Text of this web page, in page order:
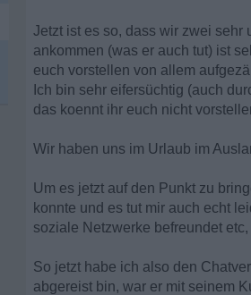
Jetzt ist es so, dass wir zwei sehr
ankommen (was er auch tut) ist
euch vorstellen von allem
Ich bin sehr eifersüchtig (auch
das koennt ihr euch nicht
Wir haben uns im Urlaub im
Um es jetzt auf den Punkt zu
konnte und es tut mir auch echt
soziale Netzwerke befreundet
So jetzt habe ich also den
abgereist bin, war er mit seinem